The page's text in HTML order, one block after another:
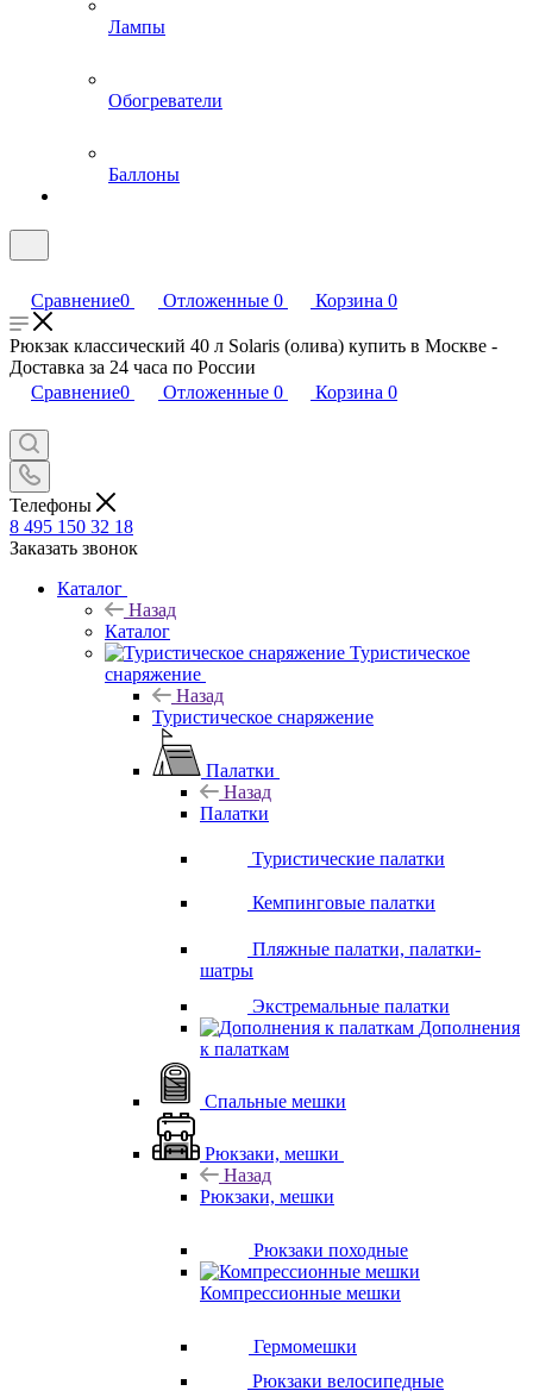
Лампы
Обогреватели
Баллоны
Сравнение0 Отложенные 0 Корзина 0
Рюкзак классический 40 л Solaris (олива) купить в Москве -
Доставка за 24 часа по России
Сравнение0 Отложенные 0 Корзина 0
Телефоны
8 495 150 32 18
Заказать звонок
Каталог
Назад
Каталог
Туристическое
снаряжение
Назад
Туристическое снаряжение
Палатки
Назад
Палатки
Туристические палатки
Кемпинговые палатки
Пляжные палатки, палатки-
шатры
Экстремальные палатки
Дополнения
к палаткам
Спальные мешки
Рюкзаки, мешки
Назад
Рюкзаки, мешки
Рюкзаки походные
Компрессионные мешки
Гермомешки
Рюкзаки велосипедные